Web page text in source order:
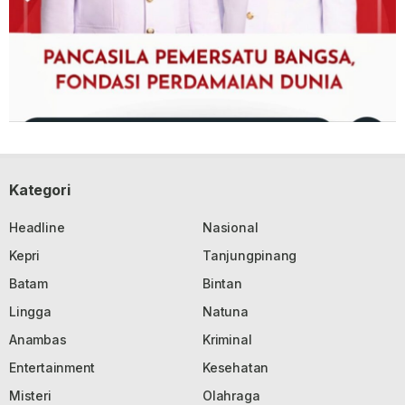
Kategori
Headline
Nasional
Kepri
Tanjungpinang
Batam
Bintan
Lingga
Natuna
Anambas
Kriminal
Entertainment
Kesehatan
Misteri
Olahraga